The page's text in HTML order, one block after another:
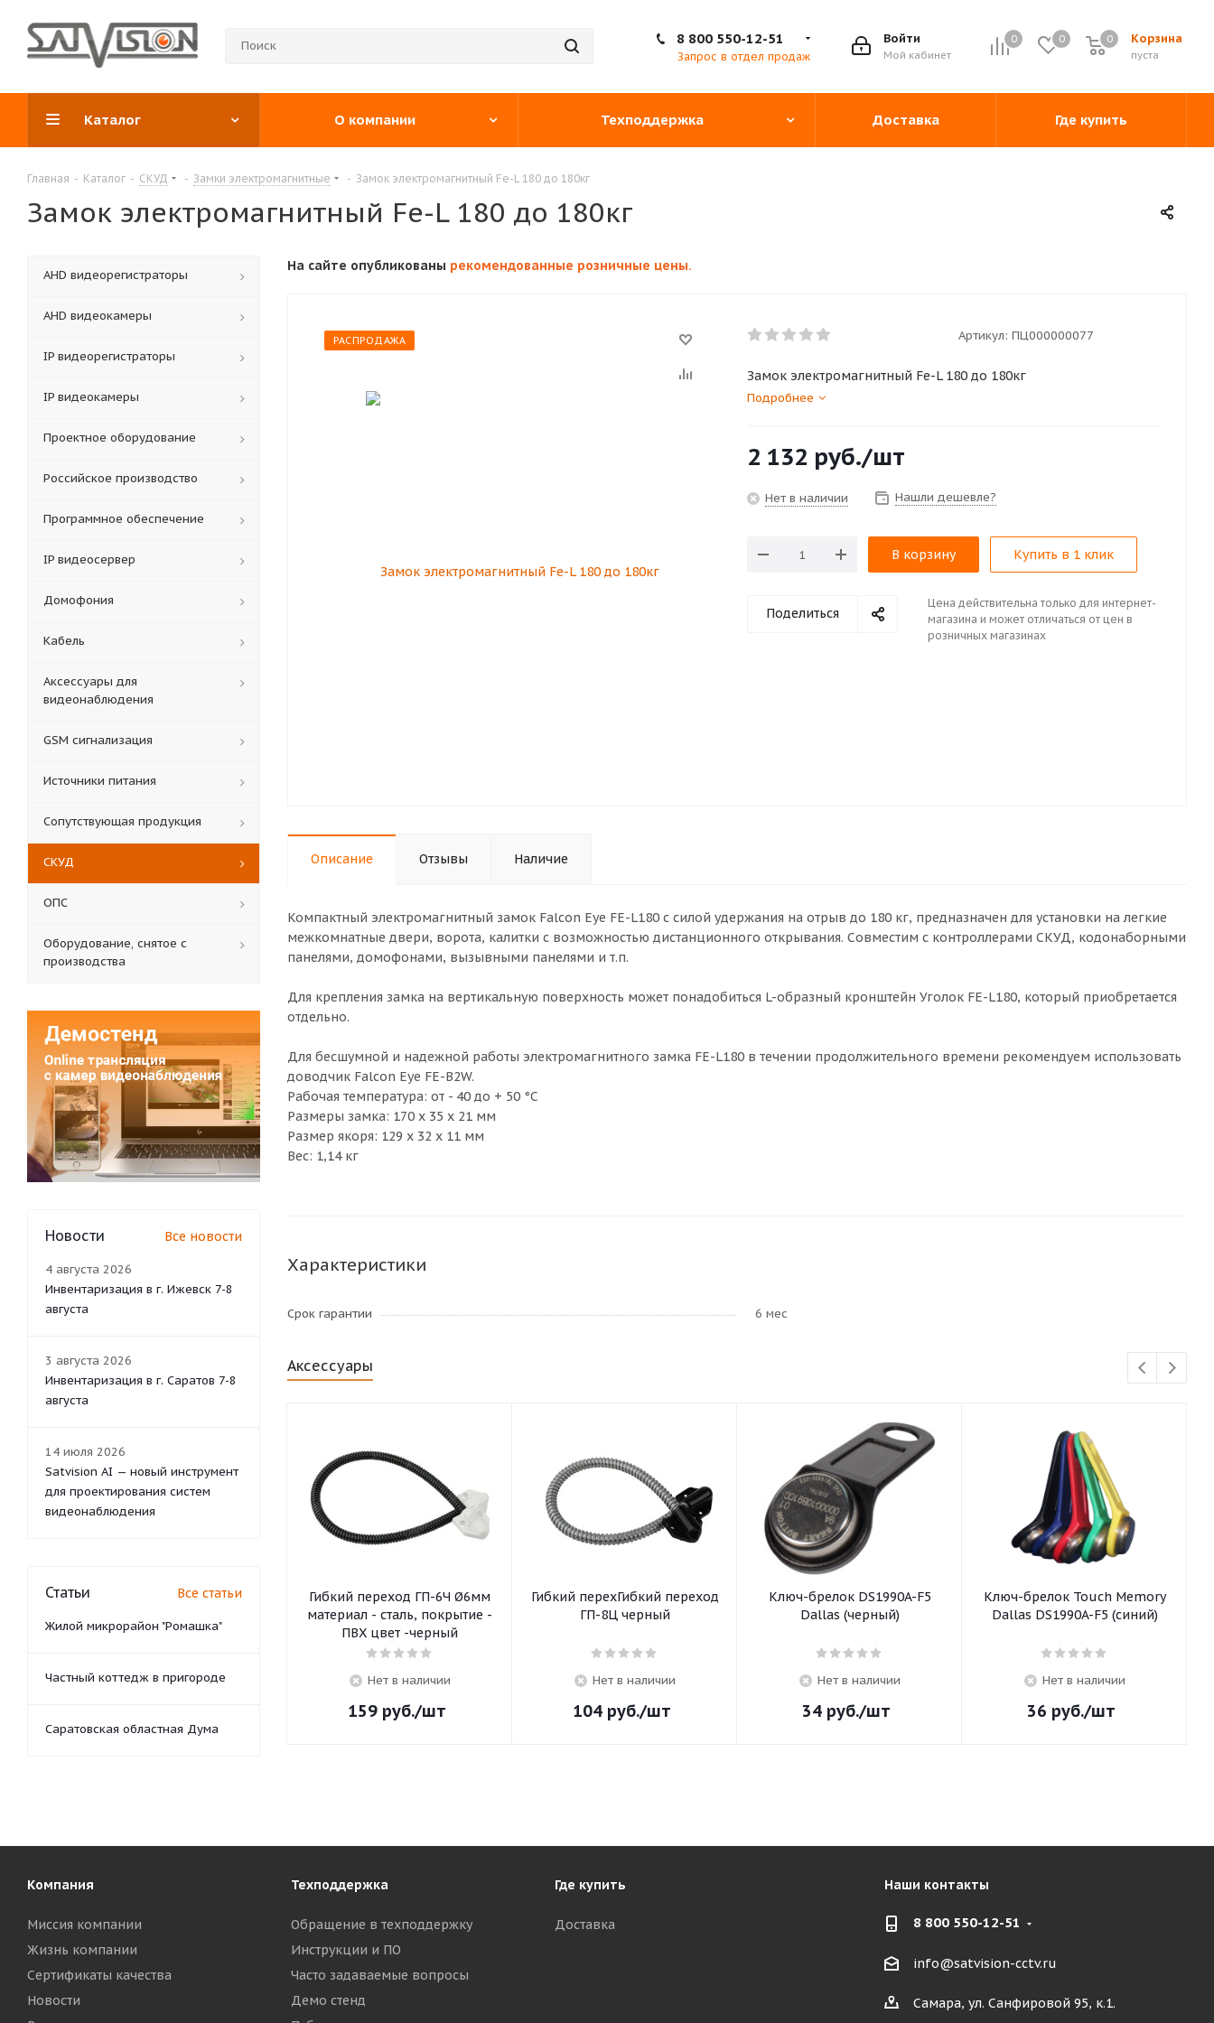
0 0 Корзина
0
пуста
0
Войти
Мой кабинет
8 800 550-12-51
Запрос в отдел продаж
Каталог О компании Техподдержка Доставка Где купить
Главная - Каталог - СКУД - Замки электромагнитные - Замок электромагнитный Fe-L 180 до 180кг
Замок электромагнитный Fe-L 180 до 180кг
На сайте опубликованы рекомендованные розничные цены.
РАСПРОДАЖА Артикул: ПЦ000000077
Замок электромагнитный Fe-L 180 до 180кг
Подробнее
2 132 руб./шт
Нет в наличии Нашли дешевле?
В корзину Купить в 1 клик
Поделиться
Цена действительна только для интернет-
магазина и может отличаться от цен в
розничных магазинах
Описание Отзывы Наличие
Компактный электромагнитный замок Falcon Eye FE-L180 с силой удержания на отрыв до 180 кг, предназначен для установки на легкие
межкомнатные двери, ворота, калитки с возможностью дистанционного открывания. Совместим с контроллерами СКУД, кодонаборными
панелями, домофонами, вызывными панелями и т.п.
Для крепления замка на вертикальную поверхность может понадобиться L-образный кронштейн Уголок FE-L180, который приобретается
отдельно.
Для бесшумной и надежной работы электромагнитного замка FE-L180 в течении продолжительного времени рекомендуем использовать
доводчик Falcon Eye FE-B2W.
Рабочая температура: от - 40 до + 50 °С
Размеры замка: 170 х 35 х 21 мм
Размер якоря: 129 х 32 х 11 мм
Вес: 1,14 кг
Характеристики
Срок гарантии 6 мес
Аксессуары
Гибкий переход ГП-6Ч Ø6мм
материал - сталь, покрытие -
ПВХ цвет -черный
Нет в наличии
159руб./шт
Гибкий перехГибкий переход
ГП-8Ц черный
Нет в наличии
104руб./шт
Ключ-брелок DS1990A-F5
Dallas (черный)
Нет в наличии
34 руб./шт
Ключ-брелок Touch Memory
Dallas DS1990A-F5 (синий)
Нет в наличии
36 руб./шт
АНD видеорегистраторы
AHD видеокамеры
IP видеорегистраторы
IP видеокамеры
Проектное оборудование
Российское производство
Программное обеспечение
IP видеосервер
Домофония
Кабель
Аксессуары для
видеонаблюдения
GSM сигнализация
Источники питания
Сопутствующая продукция
СКУД
ОПС
Оборудование, снятое с
производства
Новости Все новости
4 августа 2026
Инвентаризация в г. Ижевск 7-8
августа
3 августа 2026
Инвентаризация в г. Саратов 7-8
августа
14 июля 2026
Satvision AI — новый инструмент
для проектирования систем
видеонаблюдения
Статьи Все статьи
Жилой микрорайон "Ромашка"
Частный коттедж в пригороде
Саратовская областная Дума
Компания
Миссия компании
Жизнь компании
Сертификаты качества
Новости
Техподдержка
Обращение в техподдержку
Инструкции и ПО
Часто задаваемые вопросы
Демо стенд
Где купить
Доставка
Наши контакты
8 800 550-12-51
info@satvision-cctv.ru
Самара, ул. Санфировой 95, к.1.